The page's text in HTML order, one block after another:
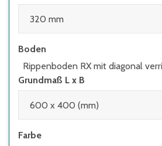
Boden
Rippenboden RX mit diagonal
Grundmaß L x B
Farbe